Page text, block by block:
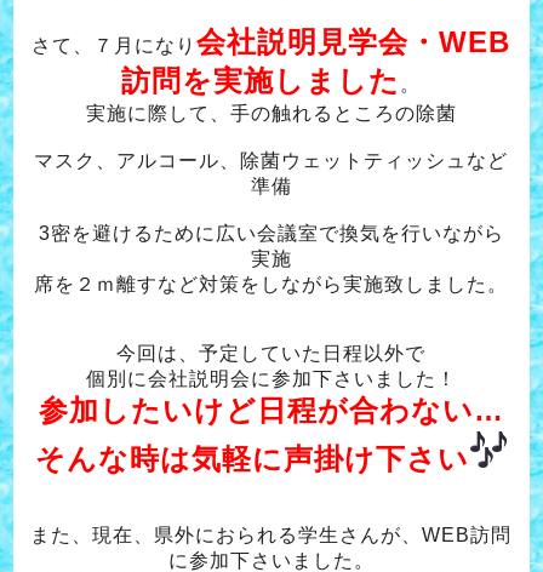
さて、 ７月になり会社説明見学会・WEB
訪問を実施しました 。
実施に際して、手の触れるところの除菌
マスク、アルコール、除菌ウェットティッシュなど
準備
3密を避けるために広い会議室で換気を行いながら
実施
席を２ｍ離すなど対策をしながら実施致しました。
今回は、予定していた日程以外で
個別に会社説明会に参加下さいました！
参加したいけど日程が合わない…
そんな時は気軽に声掛け下さい
また、現在、県外におられる学生さんが、WEB訪問
に参加下さいました。